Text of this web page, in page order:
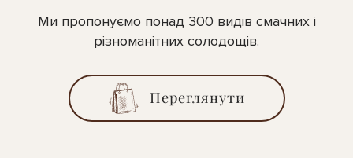
Ми пропонуємо понад 300 видів смачних і
різноманітних солодощів.
Переглянути